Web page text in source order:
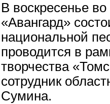
В воскресенье
«Авангард»
национальной
проводится в
творчества
сотрудник
Сумина.